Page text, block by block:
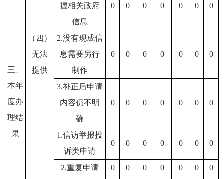
三、
本年
度办
理结
果
（四）
无法
提供
握相关政府
信息
0 0 0 0 0 0 0
2.没有现成信
息需要另行
制作
0 0 0 0 0 0 0
3.补正后申请
内容仍不明
确
0 0 0 0 0 0 0
1.信访举报投
诉类申请
0 0 0 0 0 0 0
2.重复申请 0 0 0 0 0 0
0